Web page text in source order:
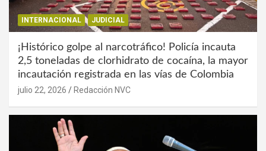
INTERNACIONAL JUDICIAL
¡Histórico golpe al narcotráfico! Policía incauta
2,5 toneladas de clorhidrato de cocaína, la mayor
incautación registrada en las vías de Colombia
julio 22, 2026 Redacción NVC